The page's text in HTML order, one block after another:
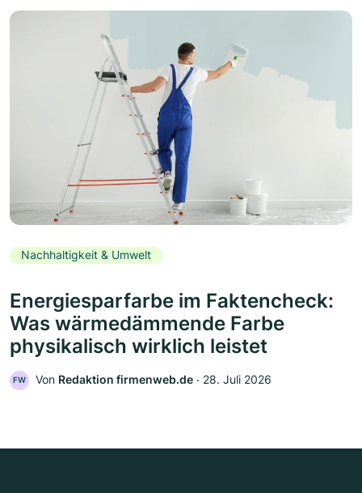
Nachhaltigkeit & Umwelt
Energiesparfarbe im Faktencheck:
Was wärmedämmende Farbe
physikalisch wirklich leistet
FW Von Redaktion firmenweb.de ‧ 28. Juli 2026